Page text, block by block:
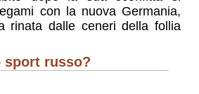
con la nuova Germania,
rinata dalle ceneri della follia
sport russo?